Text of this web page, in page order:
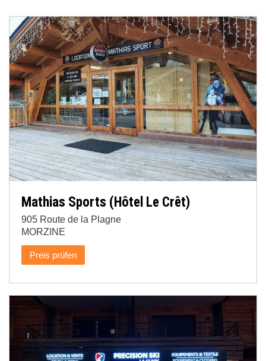
Mathias Sports (Hôtel Le Crêt)
905 Route de la Plagne
MORZINE
Preis prüfen